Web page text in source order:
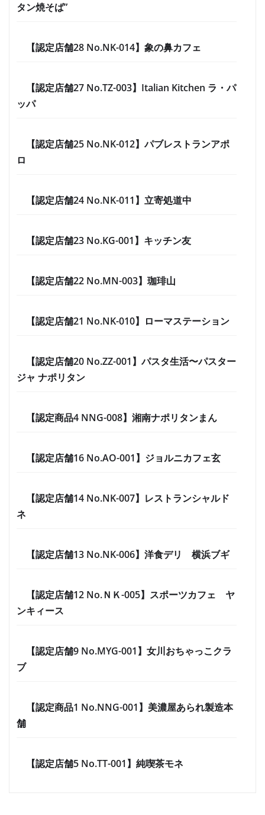
タン焼そば”
【認定店舗28 No.NK-014】象の鼻カフェ
【認定店舗27 No.TZ-003】Italian Kitchen ラ・パ
ッパ
【認定店舗25 No.NK-012】パブレストランアポ
ロ
【認定店舗24 No.NK-011】立寄処道中
【認定店舗23 No.KG-001】キッチン友
【認定店舗22 No.MN-003】珈琲山
【認定店舗21 No.NK-010】ローマステーション
【認定店舗20 No.ZZ-001】パスタ生活〜パスター
ジャ ナポリタン
【認定商品4 NNG-008】湘南ナポリタンまん
【認定店舗16 No.AO-001】ジョルニカフェ玄
【認定店舗14 No.NK-007】レストランシャルド
ネ
【認定店舗13 No.NK-006】洋食デリ 横浜ブギ
【認定店舗12 No.ＮＫ-005】スポーツカフェ ヤ
ンキィース
【認定店舗9 No.MYG-001】女川おちゃっこクラ
ブ
【認定商品1 No.NNG-001】美濃屋あられ製造本
舗
【認定店舗5 No.TT-001】純喫茶モネ